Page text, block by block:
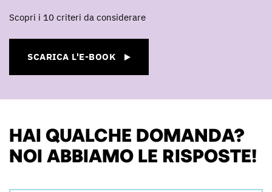
Scopri i 10 criteri da considerare
SCARICA L'E-BOOK
HAI QUALCHE DOMANDA?
NOI ABBIAMO LE RISPOSTE!